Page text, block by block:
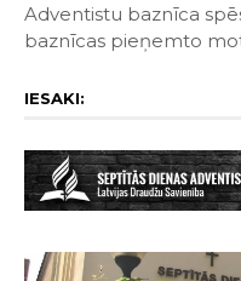
Adventistu baznīca
baznīcas pieņemto
IESAKI: